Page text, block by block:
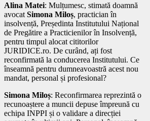
Alina Matei: Mulțumesc, stimată doamnă
avocat Simona Miloș, practician în
insolvență, Președinta Institutului Național
de Pregătire a Practicienilor în Insolvență,
pentru timpul alocat cititorilor
JURIDICE.ro. De curând, ați fost
reconfirmată la conducerea Institutului. Ce
înseamnă pentru dumneavoastră acest nou
mandat, personal și profesional?
Simona Miloș: Reconfirmarea reprezintă o
recunoaștere a muncii depuse împreună cu
echipa INPPI și o validare a direcției